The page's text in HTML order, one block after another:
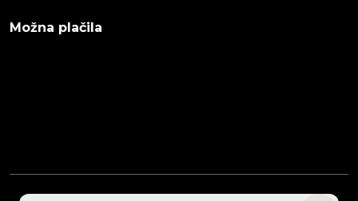
Možna plačila